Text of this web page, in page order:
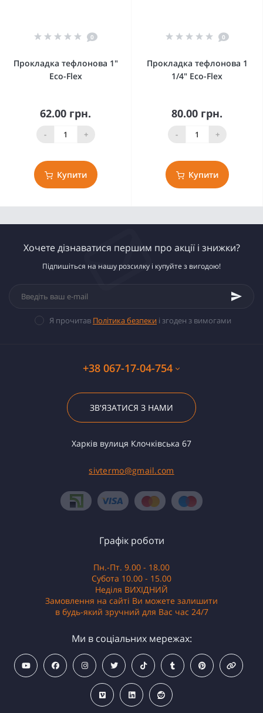
0
Прокладка тефлонова 1"
Eco-Flex
62.00 грн.
- +
Купити
0
Прокладка тефлонова 1
1/4" Eco-Flex
80.00 грн.
- +
Купити
Хочете дізнаватися першим про акції і знижки?
Підпишіться на нашу розсилку і купуйте з вигодою!
Я прочитав Політика безпеки і згоден з вимогами
+38 067-17-04-754
ЗВ'ЯЗАТИСЯ З НАМИ
Харків вулиця Клочківська 67
sivtermo@gmail.com
Графік роботи
Пн.-Пт. 9.00 - 18.00
Субота 10.00 - 15.00
Неділя ВИХІДНИЙ
Замовлення на сайті Ви можете залишити
в будь-який зручний для Вас час 24/7
Ми в соціальних мережах: